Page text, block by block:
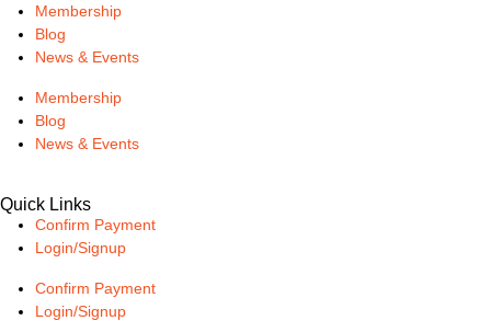
Membership
Blog
News & Events
Membership
Blog
News & Events
Quick Links
Confirm Payment
Login/Signup
Confirm Payment
Login/Signup